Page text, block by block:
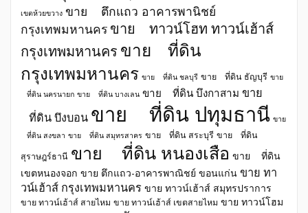
เขตห้วยขวาง ขาย ตึกแถว อาคารพานิชย์
กรุงเทพมหานคร ขาย ทาวน์โฮท ทาวน์เฮ้าส์
กรุงเทพมหานคร ขาย ที่ดิน
กรุงเทพมหานคร ขาย ที่ดิน ชลบุรี ขาย ที่ดิน ธัญบุรี ขาย
ที่ดิน นครนายก ขาย ที่ดิน บางเลน ขาย ที่ดิน บึงกาสาม ขาย
ที่ดิน บึงบอน ขาย ที่ดิน ปทุมธานี ขาย
ที่ดิน สงขลา ขาย ที่ดิน สมุทรสาคร ขาย ที่ดิน สระบุรี ขาย ที่ดิน
สุราษฎร์ธานี ขาย ที่ดิน หนองเสือ ขาย ที่ดิน
เขตหนองจอก ขาย ตึกแถว-อาคารพาณิชย์ ขอนแก่น ขาย ทา
วน์เฮ้าส์ กรุงเทพมหานคร ขาย ทาวน์เฮ้าส์ สมุทรปราการ
ขาย ทาวน์เฮ้าส์ สายไหม ขาย ทาวน์เฮ้าส์ เขตสายไหม ขาย ทาวน์โฮม